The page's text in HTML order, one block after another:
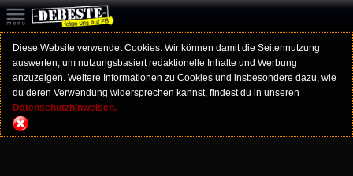
Diese Website verwendet Cookies. Wir können damit die Seitennutzung
auswerten, um nutzungsbasiert redaktionelle Inhalte und Werbung
anzuzeigen. Weitere Informationen zu Cookies und insbesondere dazu, wie
du deren Verwendung widersprechen kannst, findest du in unseren
Datenschutzhinweisen.